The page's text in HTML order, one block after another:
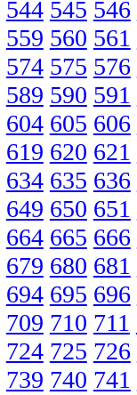
544 545 546
559 560 561
574 575 576
589 590 591
604 605 606
619 620 621
634 635 636
649 650 651
664 665 666
679 680 681
694 695 696
709 710 711
724 725 726
739 740 741